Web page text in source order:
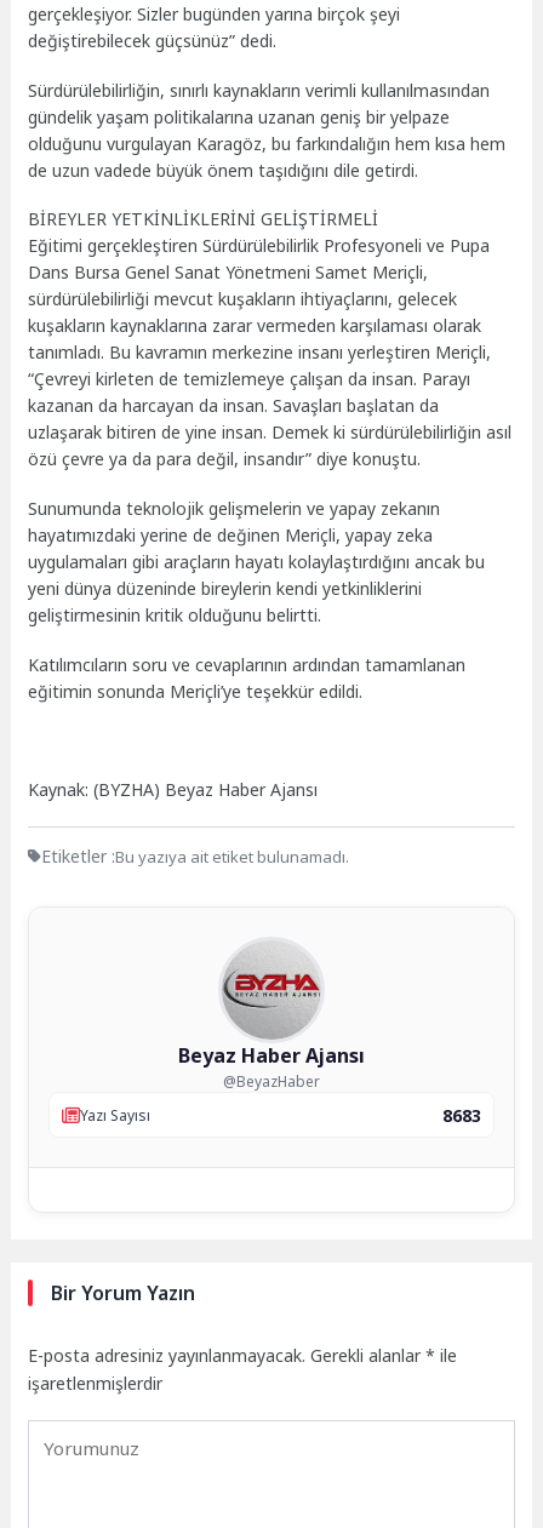
gerçekleşiyor. Sizler bugünden yarına birçok şeyi
değiştirebilecek güçsünüz” dedi.
Sürdürülebilirliğin, sınırlı kaynakların verimli kullanılmasından
gündelik yaşam politikalarına uzanan geniş bir yelpaze
olduğunu vurgulayan Karagöz, bu farkındalığın hem kısa hem
de uzun vadede büyük önem taşıdığını dile getirdi.
BİREYLER YETKİNLİKLERİNİ GELİŞTİRMELİ
Eğitimi gerçekleştiren Sürdürülebilirlik Profesyoneli ve Pupa
Dans Bursa Genel Sanat Yönetmeni Samet Meriçli,
sürdürülebilirliği mevcut kuşakların ihtiyaçlarını, gelecek
kuşakların kaynaklarına zarar vermeden karşılaması olarak
tanımladı. Bu kavramın merkezine insanı yerleştiren Meriçli,
“Çevreyi kirleten de temizlemeye çalışan da insan. Parayı
kazanan da harcayan da insan. Savaşları başlatan da
uzlaşarak bitiren de yine insan. Demek ki sürdürülebilirliğin asıl
özü çevre ya da para değil, insandır” diye konuştu.
Sunumunda teknolojik gelişmelerin ve yapay zekanın
hayatımızdaki yerine de değinen Meriçli, yapay zeka
uygulamaları gibi araçların hayatı kolaylaştırdığını ancak bu
yeni dünya düzeninde bireylerin kendi yetkinliklerini
geliştirmesinin kritik olduğunu belirtti.
Katılımcıların soru ve cevaplarının ardından tamamlanan
eğitimin sonunda Meriçli’ye teşekkür edildi.
Kaynak: (BYZHA) Beyaz Haber Ajansı
Etiketler :Bu yazıya ait etiket bulunamadı.
Beyaz Haber Ajansı
@BeyazHaber
Yazı Sayısı
8683
Bir Yorum Yazın
E-posta adresiniz yayınlanmayacak. Gerekli alanlar* ile
işaretlenmişlerdir